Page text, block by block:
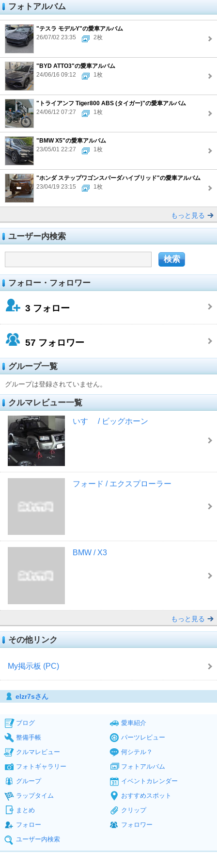
フォトアルバム
"テスラ モデルY"の愛車アルバム
26/07/02 23:35
2枚
"BYD ATTO3"の愛車アルバム
24/06/16 09:12
1枚
"トライアンフ Tiger800 ABS (タイガー)"の愛車アルバム
24/06/12 07:27
1枚
"BMW X5"の愛車アルバム
23/05/01 22:27
1枚
"ホンダ ステップワゴンスパーダハイブリッド"の愛車アルバム
23/04/19 23:15
1枚
もっと見る
ユーザー内検索
フォロー・フォロワー
3 フォロー
57 フォロワー
グループ一覧
グループは登録されていません。
クルマレビュー一覧
いすゞ / ビッグホーン
フォード / エクスプローラー
BMW / X3
もっと見る
その他リンク
My掲示板 (PC)
elzr7sさん
ブログ
愛車紹介
整備手帳
パーツレビュー
クルマレビュー
何シテル？
フォトギャラリー
フォトアルバム
グループ
イベントカレンダー
ラップタイム
おすすめスポット
まとめ
クリップ
フォロー
フォロワー
ユーザー内検索